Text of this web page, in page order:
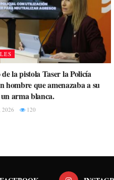
la pistola Taser la Policía
hombre que amenazaba a su
arma blanca.
2026 120